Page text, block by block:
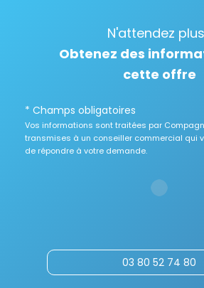
N'attendez
Obtenez des
cette offre
* Champs obligatoires
Vos informations sont traitées par
transmises à un conseiller commercial qui
de répondre à votre demande.
03 80 52 74 80